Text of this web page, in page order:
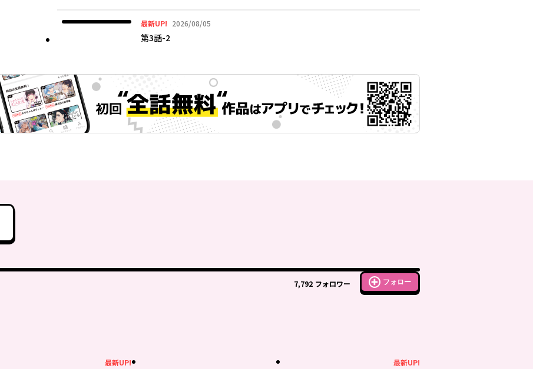
最新UP! 2026/08/05
2026年08月05日
第3話-2
7,792 フォロワー フォロー
最新UP! 最新UP!